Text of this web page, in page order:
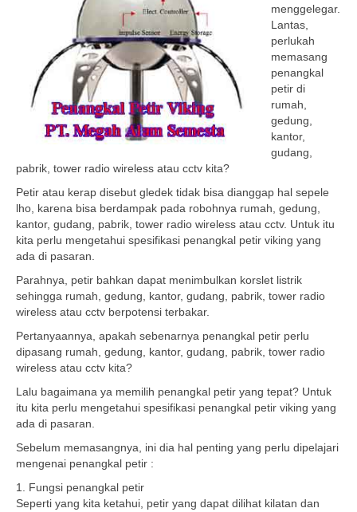
menggelegar.
Lantas,
perlukah
memasang
penangkal
petir di
rumah,
gedung,
kantor,
gudang,
pabrik, tower radio wireless atau cctv kita?
Petir atau kerap disebut gledek tidak bisa dianggap hal sepele
lho, karena bisa berdampak pada robohnya rumah, gedung,
kantor, gudang, pabrik, tower radio wireless atau cctv. Untuk itu
kita perlu mengetahui spesifikasi penangkal petir viking yang
ada di pasaran.
Parahnya, petir bahkan dapat menimbulkan korslet listrik
sehingga rumah, gedung, kantor, gudang, pabrik, tower radio
wireless atau cctv berpotensi terbakar.
Pertanyaannya, apakah sebenarnya penangkal petir perlu
dipasang rumah, gedung, kantor, gudang, pabrik, tower radio
wireless atau cctv kita?
Lalu bagaimana ya memilih penangkal petir yang tepat? Untuk
itu kita perlu mengetahui spesifikasi penangkal petir viking yang
ada di pasaran.
Sebelum memasangnya, ini dia hal penting yang perlu dipelajari
mengenai penangkal petir :
1. Fungsi penangkal petir
Seperti yang kita ketahui, petir yang dapat dilihat kilatan dan